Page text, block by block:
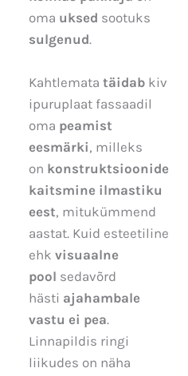
oma uksed sootuks
sulgenud.
Kahtlematatäidab kiv
ipuruplaat fassaadil
oma peamist
eesmärki, milleks
on konstruktsioonide
kaitsmine ilmastiku
eest, mitukümmend
aastat. Kuid esteetiline
ehkvisuaalne
pool sedavõrd
hästi ajahambale
vastu ei pea.
Linnapildis ringi
liikudes on näha